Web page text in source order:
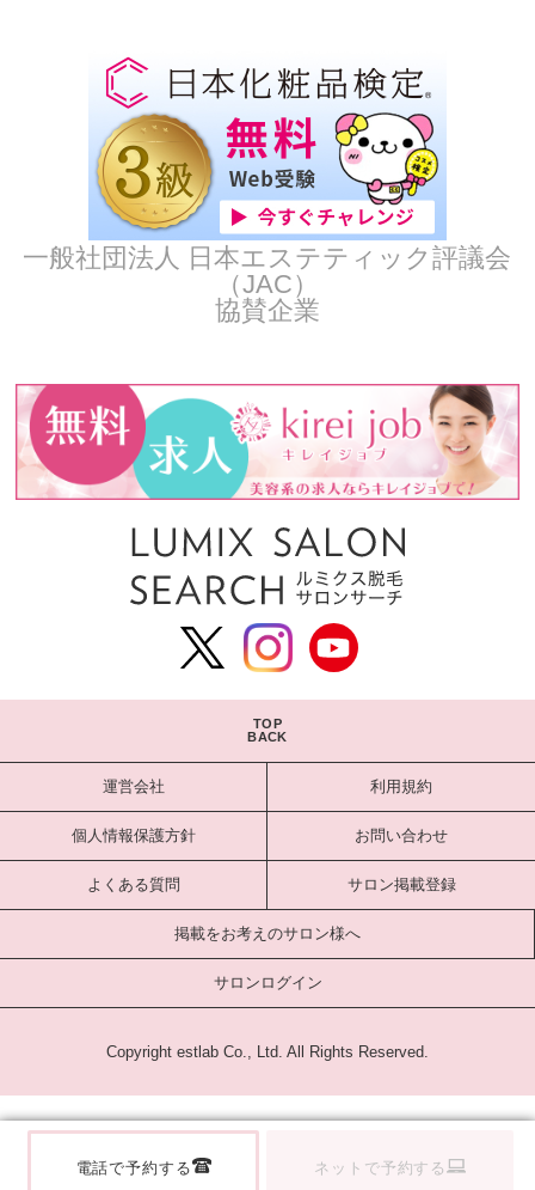
電話で予約する ネットで予約する
一般社団法人 日本エステティック評議会
（JAC）
協賛企業
TOP
BACK
運営会社 利用規約
個人情報保護方針 お問い合わせ
よくある質問 サロン掲載登録
掲載をお考えのサロン様へ
サロンログイン
Copyright estlab Co., Ltd. All Rights Reserved.